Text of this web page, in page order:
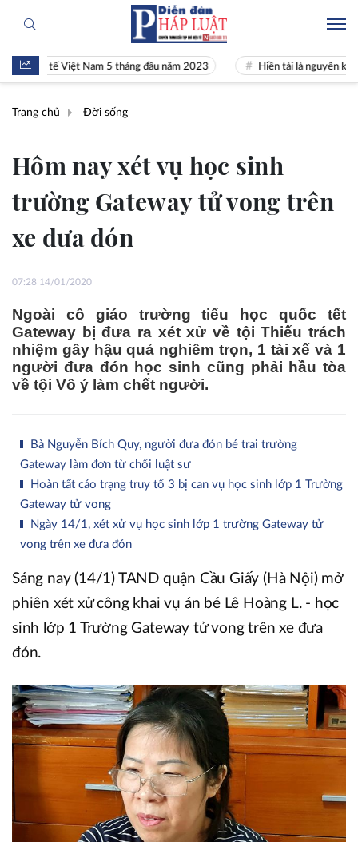
tế Việt Nam 5 tháng đầu năm 2023 Hiền tài là nguyên khí Quốc gia
Trang chủ Đời sống
Hôm nay xét vụ học sinh
trường Gateway tử vong trên
xe đưa đón
07:28 14/01/2020
Ngoài cô giáo trường tiểu học quốc tết
Gateway bị đưa ra xét xử về tội Thiếu trách
nhiệm gây hậu quả nghiêm trọn, 1 tài xế và 1
người đưa đón học sinh cũng phải hầu tòa
về tội Vô ý làm chết người.
Bà Nguyễn Bích Quy, người đưa đón bé trai trường
Gateway làm đơn từ chối luật sư
Hoàn tất cáo trạng truy tố 3 bị can vụ học sinh lớp 1 Trường
Gateway tử vong
Ngày 14/1, xét xử vụ học sinh lớp 1 trường Gateway tử
vong trên xe đưa đón
Sáng nay (14/1) TAND quận Cầu Giấy (Hà Nội) mở
phiên xét xử công khai vụ án bé Lê Hoàng L. - học
sinh lớp 1 Trường Gateway tử vong trên xe đưa
đón.